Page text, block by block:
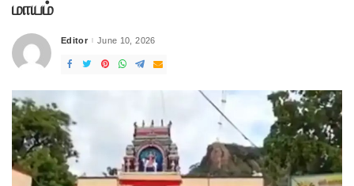
மாயம்
Posted
Editor June 10, 2026